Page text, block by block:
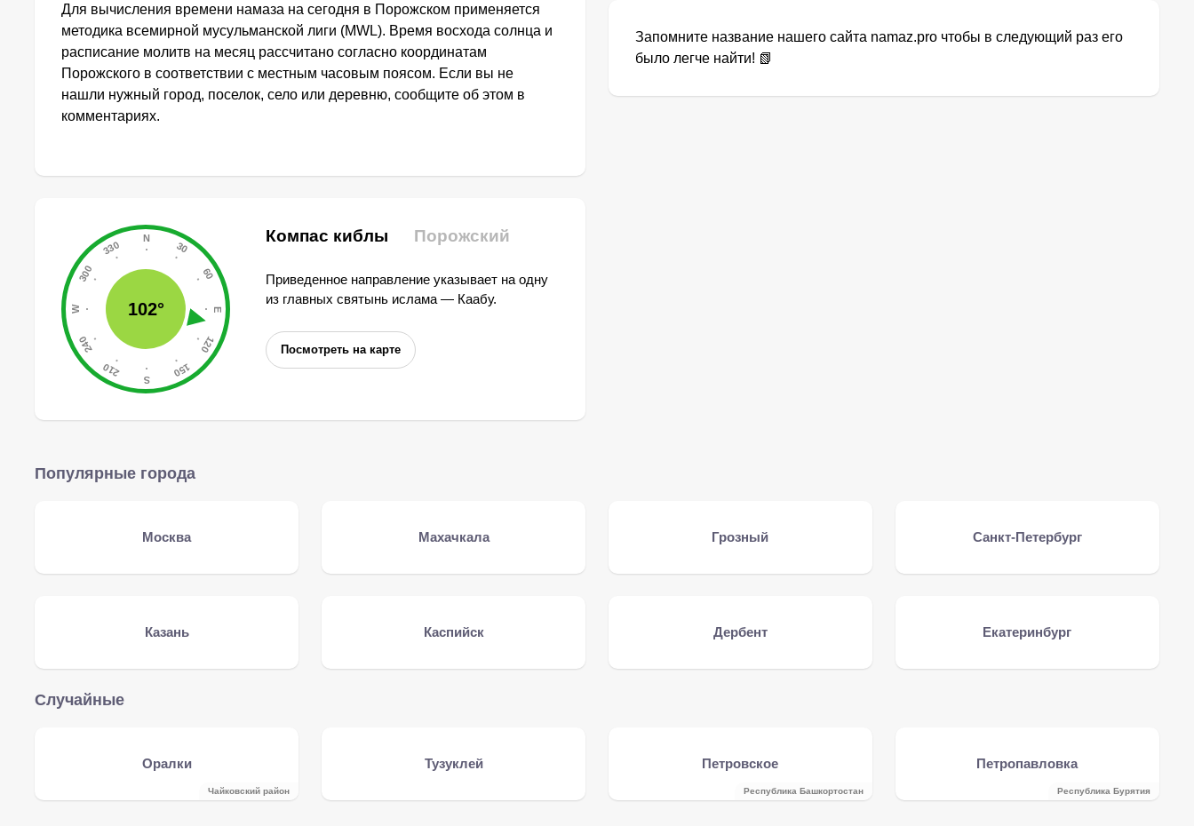
Для вычисления времени намаза на сегодня в Порожском применяется
методика всемирной мусульманской лиги (MWL). Время восхода солнца и
расписание молитв на месяц рассчитано согласно координатам
Порожского в соответствии с местным часовым поясом. Если вы не
нашли нужный город, поселок, село или деревню, сообщите об этом в
комментариях.
102°
Компас киблы Порожский
Приведенное направление указывает на одну
из главных святынь ислама — Каабу.
Посмотреть на карте
Запомните название нашего сайта namaz.pro чтобы в следующий раз его
было легче найти! 📗
Популярные города
Москва Махачкала Грозный Санкт-Петербург
Казань Каспийск Дербент Екатеринбург
Случайные
Оралки
Чайковский район
Тузуклей Петровское
Республика Башкортостан
Петропавловка
Республика Бурятия